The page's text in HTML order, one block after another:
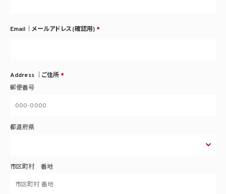
Email｜メールアドレス(確認用) *
Address ｜ご住所 *
郵便番号
都道府県
市区町村 番地